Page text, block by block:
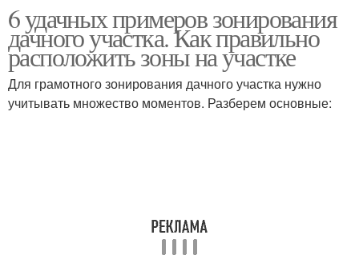
6 удачных примеров зонирования
дачного участка. Как правильно
расположить зоны на участке
Для грамотного зонирования дачного участка нужно
учитывать множество моментов. Разберем основные: